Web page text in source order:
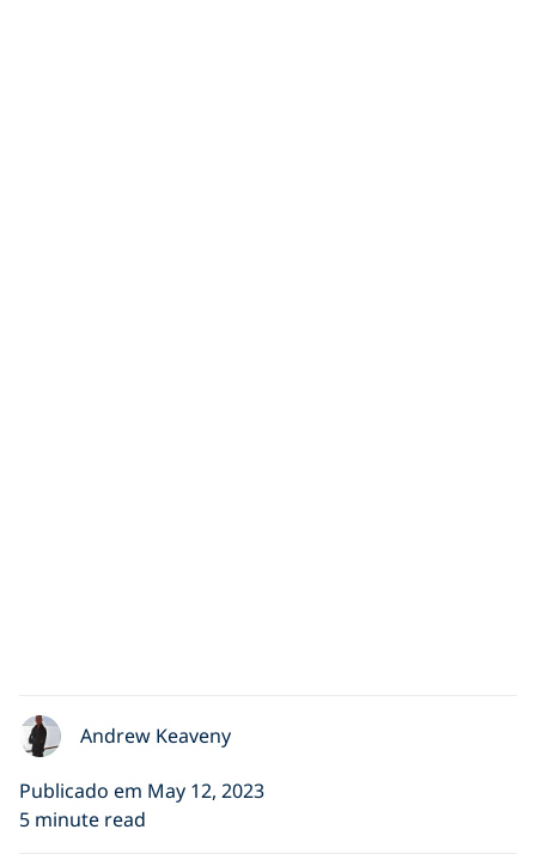
Andrew Keaveny
Publicado em May 12, 2023
5 minute read